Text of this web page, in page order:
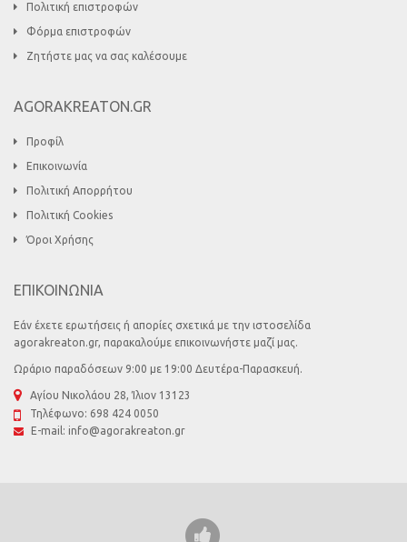
Πολιτική επιστροφών
Φόρμα επιστροφών
Ζητήστε μας να σας καλέσουμε
AGORAKREATON.GR
Προφίλ
Επικοινωνία
Πολιτική Απορρήτου
Πολιτική Cookies
Όροι Χρήσης
ΕΠΙΚΟΙΝΩΝΙΑ
Εάν έχετε ερωτήσεις ή απορίες σχετικά με την ιστοσελίδα
agorakreaton.gr, παρακαλούμε επικοινωνήστε μαζί μας.
Ωράριο παραδόσεων 9:00 με 19:00 Δευτέρα-Παρασκευή.
Αγίου Νικολάου 28, Ίλιον 13123
Τηλέφωνο: 698 424 0050
E-mail: info@agorakreaton.gr